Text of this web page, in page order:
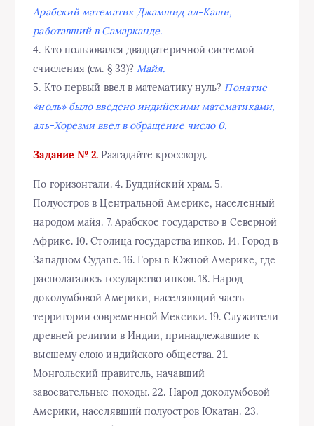
Арабский математик Джамшид ал-Каши,
работавший в Самарканде.
4. Кто пользовался двадцатеричной системой
счисления (см. § 33)?Майя.
5. Кто первый ввел в математику нуль? Понятие
«ноль» было введено индийскими математиками,
аль-Хорезми ввел в обращение число 0.
Задание № 2. Разгадайте кроссворд.
По горизонтали. 4. Буддийский храм. 5.
Полуостров в Центральной Америке, населенный
народом майя. 7. Арабское государство в Северной
Африке. 10. Столица государства инков. 14. Город в
Западном Судане. 16. Горы в Южной Америке, где
располагалось государство инков. 18. Народ
доколумбовой Америки, населяющий часть
территории современной Мексики. 19. Служители
древней религии в Индии, принадлежавшие к
высшему слою индийского общества. 21.
Монгольский правитель, начавший
завоевательные походы. 22. Народ доколумбовой
Америки, населявший полуостров Юкатан. 23.